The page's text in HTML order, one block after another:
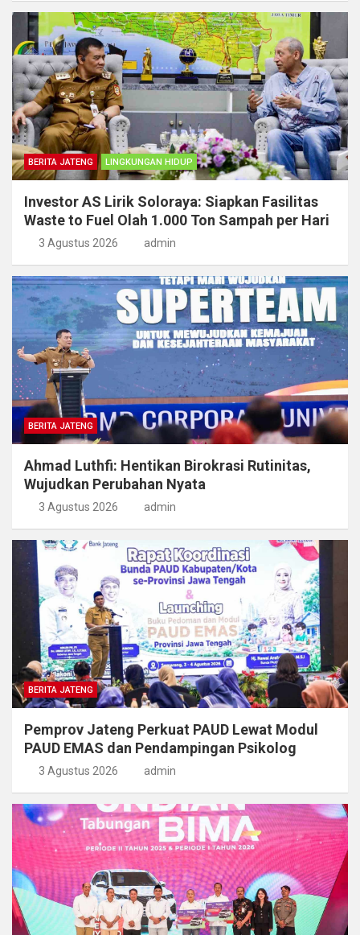
BERITA JATENG LINGKUNGAN HIDUP
Investor AS Lirik Soloraya: Siapkan Fasilitas
Waste to Fuel Olah 1.000 Ton Sampah per Hari
3 Agustus 2026 admin
BERITA JATENG
Ahmad Luthfi: Hentikan Birokrasi Rutinitas,
Wujudkan Perubahan Nyata
3 Agustus 2026 admin
BERITA JATENG
Pemprov Jateng Perkuat PAUD Lewat Modul
PAUD EMAS dan Pendampingan Psikolog
3 Agustus 2026 admin